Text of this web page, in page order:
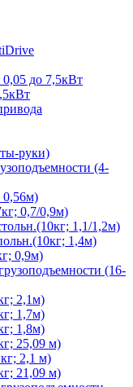
до 7,5кВт
руки)
(4-
0,56м)
0,7/0,9м)
1,1/1,2м)
1,4м)
0,9м)
(16-
2,1м)
1,7м)
1,8м)
25,09 м)
2,1 м)
21,09 м)